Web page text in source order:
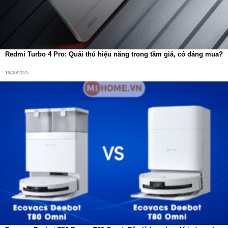
Thảm dày
Kết quả là không gian sống luôn sạch sẽ và trong lành.
Redmi Turbo 4 Pro: Quái thú hiệu năng trong tầm giá, có đáng mua?
19/06/2025